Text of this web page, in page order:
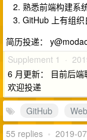
熟悉前端构建系
GitHub 上有组
简历投递：
Supplement 1 ·
6 月更新： 目前后端
欢迎投递
GitHub
Web
55 replies • 2019-